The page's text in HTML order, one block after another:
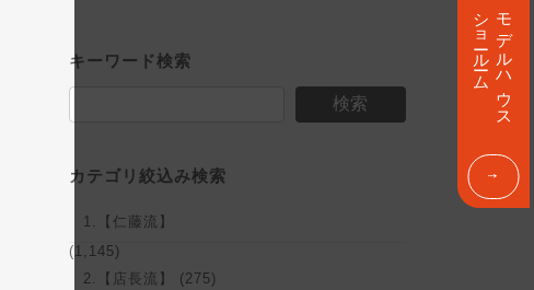
キーワード検索
検索
カテゴリ絞込み検索
1.【仁藤流】
(1,145)
2.【店長流】 (275)
モデルハウス
ショールーム